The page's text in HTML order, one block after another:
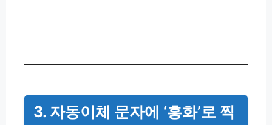
3. 자동이체 문자에 ‘흥화’로 찍